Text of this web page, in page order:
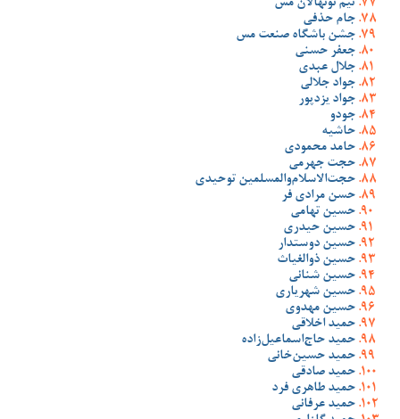
تیم نونهالان مس
جام حذفی
جشن باشگاه صنعت مس
جعفر حسنی
جلال عبدی
جواد جلالی
جواد یزدپور
جودو
حاشیه
حامد محمودی
حجت جهرمی
حجت‌الاسلام‌والمسلمین توحیدی
حسن مرادی فر
حسین تهامی
حسین حیدری
حسین دوستدار
حسین ذوالغیاث
حسین شنانی
حسین شهریاری
حسین مهدوی
حمید اخلاقی
حمید حاج‌اسماعیل‌زاده
حمید حسین‌خانی
حمید صادقی
حمید طاهری فرد
حمید عرفانی